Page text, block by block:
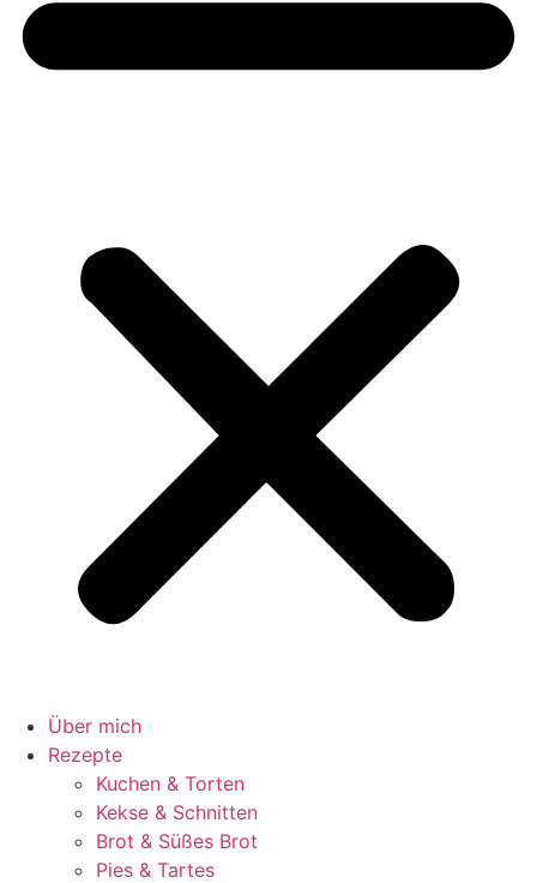
Über mich
Rezepte
Kuchen & Torten
Kekse & Schnitten
Brot & Süßes Brot
Pies & Tartes